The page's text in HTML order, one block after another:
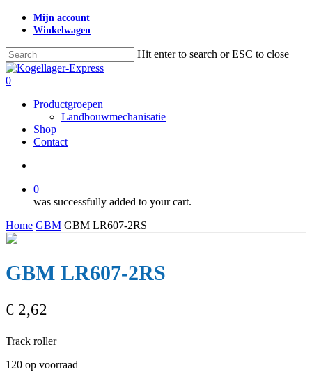
Skip
content
Mijn account
Winkelwagen
Hit enter to search or ESC to close
Close
Search
search
0
Productgroepen
Landbouwmechanisatie
Shop
Contact
0
was successfully added to your cart.
Home GBM GBM LR607-2RS
GBM LR607-2RS
€ 2,62
Track roller
120 op voorraad